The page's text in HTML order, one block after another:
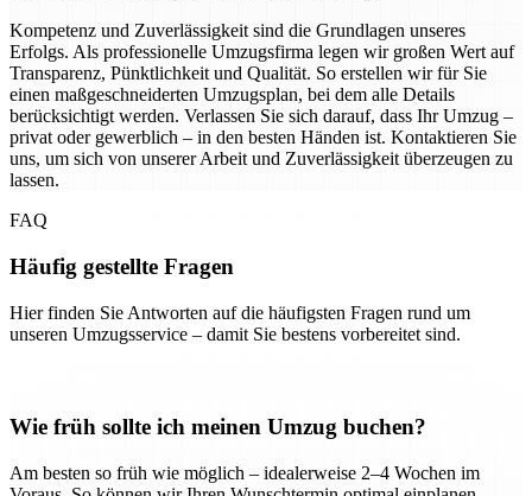
Kompetenz und Zuverlässigkeit sind die Grundlagen unseres
Erfolgs. Als professionelle Umzugsfirma legen wir großen Wert auf
Transparenz, Pünktlichkeit und Qualität. So erstellen wir für Sie
einen maßgeschneiderten Umzugsplan, bei dem alle Details
berücksichtigt werden. Verlassen Sie sich darauf, dass Ihr Umzug –
privat oder gewerblich – in den besten Händen ist. Kontaktieren Sie
uns, um sich von unserer Arbeit und Zuverlässigkeit überzeugen zu
lassen.
FAQ
Häufig gestellte Fragen
Hier finden Sie Antworten auf die häufigsten Fragen rund um
unseren Umzugsservice – damit Sie bestens vorbereitet sind.
Wie früh sollte ich meinen Umzug buchen?
Am besten so früh wie möglich – idealerweise 2–4 Wochen im